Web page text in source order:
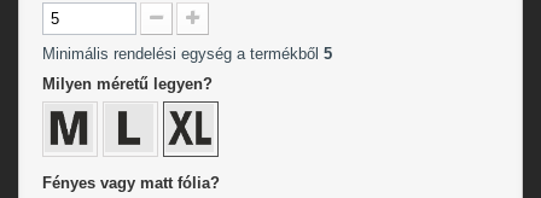
Minimális rendelési egység a termékből 5
Milyen méretű legyen?
Fényes vagy matt fólia?